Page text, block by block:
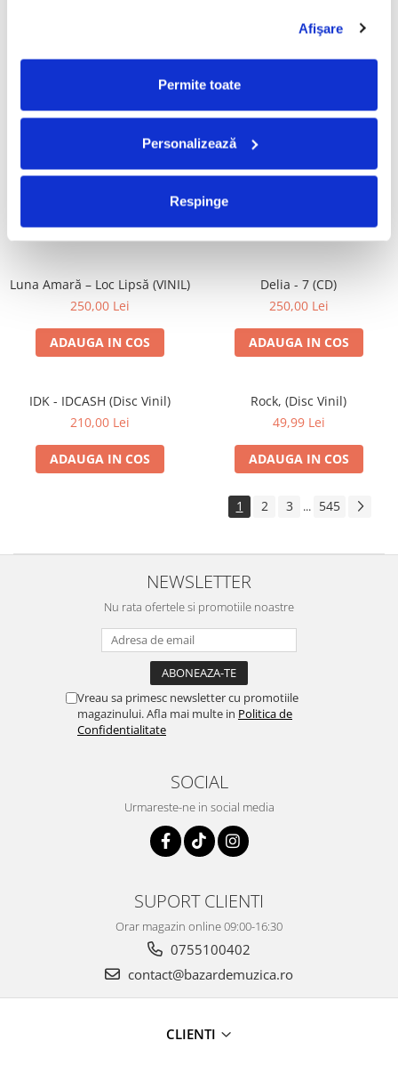
Afişare
Permite toate
Personalizează
Respinge
Aniversara) (Disc Vinil)
150,00 Lei
Partizan - Am Cu Ce (Disc
Vinil)
ADAUGA IN COS
Iris - II (Disc Vinil)
100,00 Lei
ADAUGA IN COS
Luna Amară – Loc Lipsă (VINIL)
250,00 Lei
ADAUGA IN COS
Delia - 7 (CD)
250,00 Lei
ADAUGA IN COS
IDK - IDCASH (Disc Vinil)
210,00 Lei
ADAUGA IN COS
Rock, (Disc Vinil)
49,99 Lei
ADAUGA IN COS
1 2 3 ... 545
NEWSLETTER
Nu rata ofertele si promotiile noastre
Vreau sa primesc newsletter cu promotiile
magazinului. Afla mai multe in Politica de
Confidentialitate
SOCIAL
Urmareste-ne in social media
SUPORT CLIENTI
Orar magazin online 09:00-16:30
0755100402
contact@bazardemuzica.ro
CLIENTI